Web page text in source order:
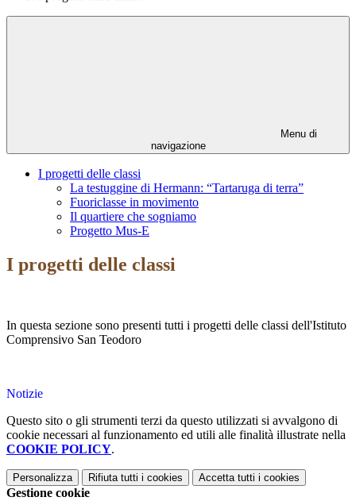
Menu di
navigazione
I progetti delle classi
La testuggine di Hermann: “Tartaruga di terra”
Fuoriclasse in movimento
Il quartiere che sogniamo
Progetto Mus-E
I progetti delle classi
In questa sezione sono presenti tutti i progetti delle classi dell'Istituto
Comprensivo San Teodoro
Notizie
Questo sito o gli strumenti terzi da questo utilizzati si avvalgono di
cookie necessari al funzionamento ed utili alle finalità illustrate nella
COOKIE POLICY.
Personalizza Rifiuta tutti i cookies Accetta tutti i cookies
Gestione cookie